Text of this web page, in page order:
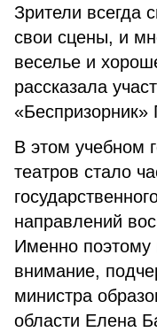
Зрители всегда
свои сцены, и
веселье и
рассказала
В этом учебном
театров стало
направлений
Именно поэтому
внимание,
министра
области Елена